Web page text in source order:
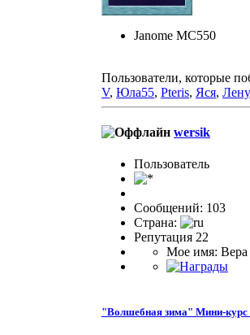
Janome MC550
Пользователи, которые
V, Юла55, Pteris, Яся,
wersik
Пользовaтeль
Сообщений: 103
Страна:
Репутация 22
Мое имя: Вера
"Волшебная зима" Мини-курс